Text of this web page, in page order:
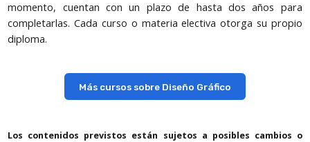
momento, cuentan con un plazo de hasta dos años para
completarlas. Cada curso o materia electiva otorga su propio
diploma.
Más cursos sobre Diseño Gráfico
Los contenidos previstos están sujetos a posibles cambios o